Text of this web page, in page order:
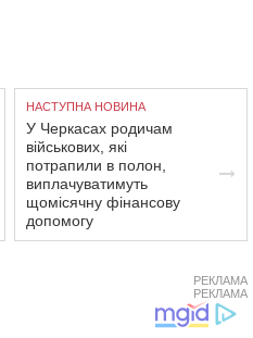
НАСТУПНА НОВИНА
У Черкасах родичам
військових, які
потрапили в полон,
виплачуватимуть
щомісячну фінансову
допомогу
РЕКЛАМА
РЕКЛАМА